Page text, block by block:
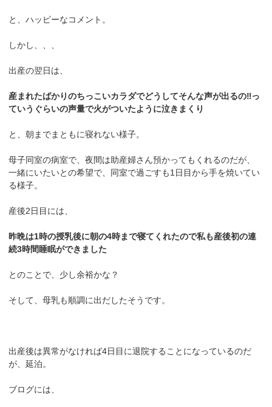
と、ハッピーなコメント。
しかし、、、
出産の翌日は、
産まれたばかりのちっこいカラダでどうしてそんな声が出るの‼︎っ
ていうぐらいの声量で火がついたように泣きまくり
と、朝までまともに寝れない様子。
母子同室の病室で、夜間は助産婦さん預かってもくれるのだが、
一緒にいたいとの希望で、同室で過ごすも1日目から手を焼いてい
る様子。
産後2日目には、
昨晩は1時の授乳後に朝の4時まで寝てくれたので私も産後初の連
続3時間睡眠ができました
とのことで、少し余裕かな？
そして、母乳も順調に出だしたそうです。
出産後は異常がなければ4日目に退院することになっているのだ
が、延泊。
ブログには、